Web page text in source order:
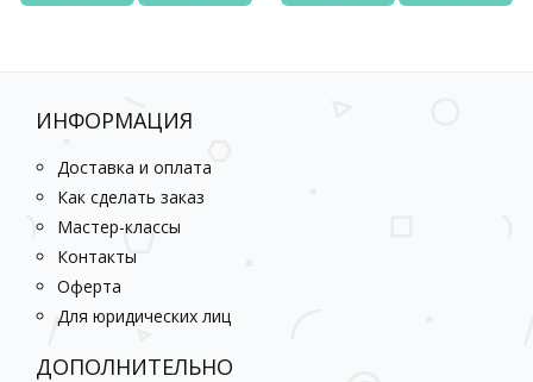
ИНФОРМАЦИЯ
Доставка и оплата
Как сделать заказ
Мастер-классы
Контакты
Оферта
Для юридических лиц
ДОПОЛНИТЕЛЬНО